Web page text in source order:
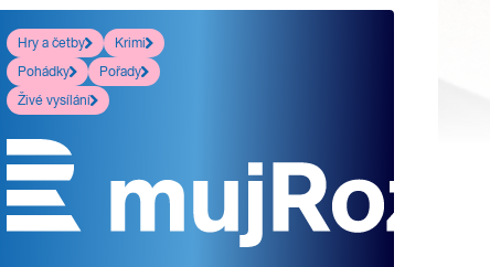
Hry a četby
Krimi
Pohádky
Pořady
Živé vysílání